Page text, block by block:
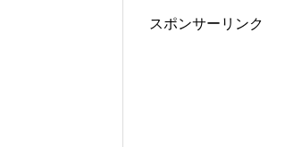
スポンサーリンク